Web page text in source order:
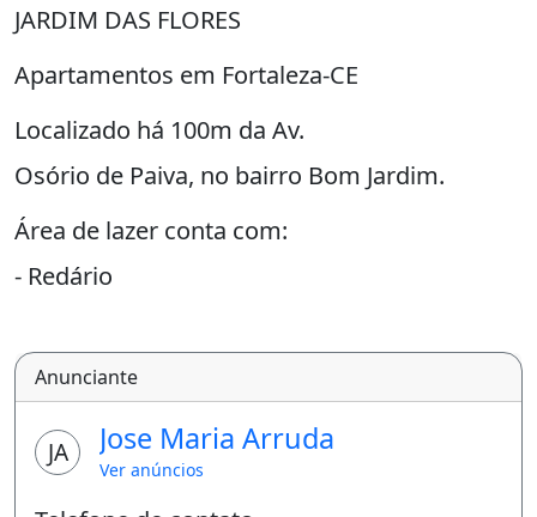
JARDIM DAS FLORES
Apartamentos em Fortaleza-CE
Localizado há 100m da Av.
Osório de Paiva, no bairro Bom Jardim.
Área de lazer conta com:
- Redário
- Pet Place
- Piscinas Adulto e Infantil
- Churrasqueira
- Bicicletário.
Anunciante
JA Jose Maria Arruda
Ver anúncios